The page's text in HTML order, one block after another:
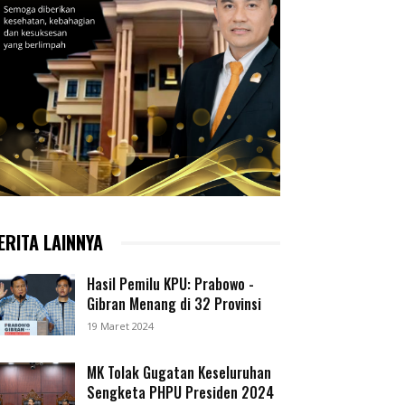
LAINNYA
Hasil Pemilu KPU: Prabowo -
Gibran Menang di 32 Provinsi
19 Maret 2024
MK Tolak Gugatan Keseluruhan
Sengketa PHPU Presiden 2024